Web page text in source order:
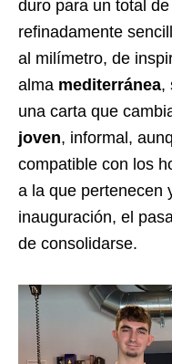
duro para un total
refinadamente
al milímetro, de
alma mediterránea,
una carta que
joven, informal,
compatible con los
a la que pertenecen
inauguración, el
de consolidarse.